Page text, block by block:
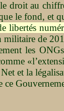
droit au
le fond, et
libertés
de
les
et la